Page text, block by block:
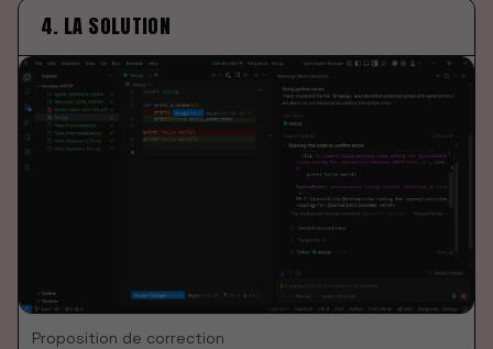
4. LA SOLUTION
Proposition de correction